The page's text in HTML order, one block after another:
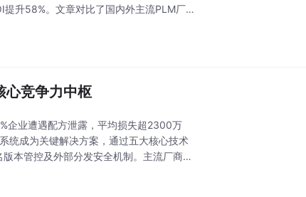
升58%。文章对比了国内外主流PLM厂商
心竞争力中枢
企业遭遇配方泄露，平均损失超2300万
统成为关键解决方案，通过五大核心技术
本管控及外部分发安全机制。主流厂商